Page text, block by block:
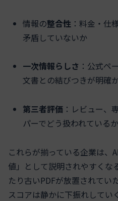
情報の整合性 ：料金・仕
矛盾していないか
一次情報らしさ ：公式ペ
文書との結びつきが明確
第三者評価 ：レビュー、
パーでどう扱われているか
これらが揃っている企業は、
値」として説明されやすくな
たり古いPDFが放置されてい
スコアは静かに下振れしてい